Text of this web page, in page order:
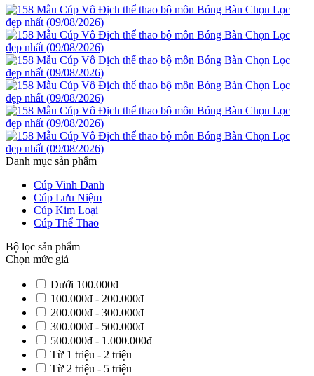
Danh mục sản phẩm
Cúp Vinh Danh
Cúp Lưu Niệm
Cúp Kim Loại
Cúp Thể Thao
Bộ lọc sản phẩm
Chọn mức giá
Dưới 100.000đ
100.000đ - 200.000đ
200.000đ - 300.000đ
300.000đ - 500.000đ
500.000đ - 1.000.000đ
Từ 1 triệu - 2 triệu
Từ 2 triệu - 5 triệu